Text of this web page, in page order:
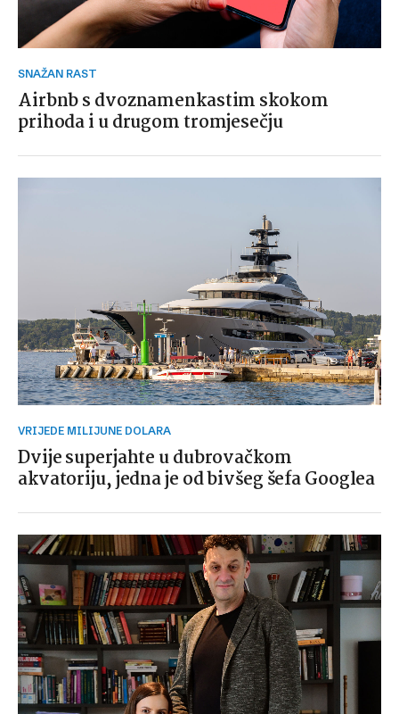
SNAŽAN RAST
Airbnb s dvoznamenkastim skokom
prihoda i u drugom tromjesečju
VRIJEDE MILIJUNE DOLARA
Dvije superjahte u dubrovačkom
akvatoriju, jedna je od bivšeg šefa Googlea